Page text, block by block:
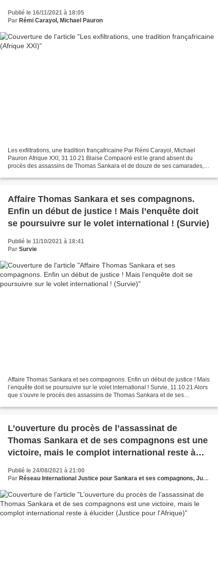
Publié le 16/11/2021 à 18:05
Par Rémi Carayol, Michael Pauron
Les exfiltrations, une tradition françafricaine Par Rémi Carayol, Michael
Pauron Afrique XXI, 31.10.21 Blaise Compaoré est le grand absent du
procès des assassins de Thomas Sankara et de douze de ses camarades,
Affaire Thomas Sankara et ses compagnons.
Enfin un début de justice ! Mais l’enquête doit
se poursuivre sur le volet international ! (Survie)
Publié le 11/10/2021 à 18:41
Par Survie
Affaire Thomas Sankara et ses compagnons. Enfin un début de justice ! Mais
l’enquête doit se poursuivre sur le volet international ! Survie, 11.10.21 Alors
que s’ouvre le procès des assassins de Thomas Sankara et de ses
L’ouverture du procès de l’assassinat de
Thomas Sankara et de ses compagnons est une
victoire, mais le complot international reste à
Publié le 24/08/2021 à 21:00
Par Réseau International Justice pour Sankara et ses compagnons, Justice pour l’Afrique